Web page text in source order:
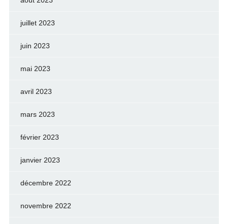
juillet 2023
juin 2023
mai 2023
avril 2023
mars 2023
février 2023
janvier 2023
décembre 2022
novembre 2022